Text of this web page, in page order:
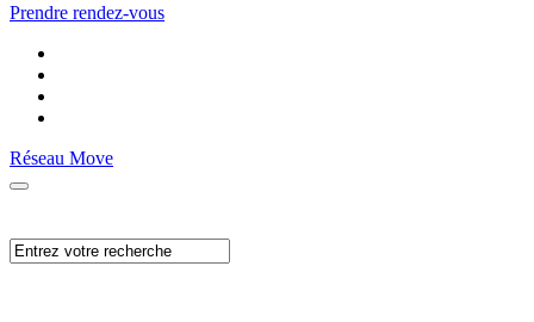
Prendre rendez-vous
Réseau Move